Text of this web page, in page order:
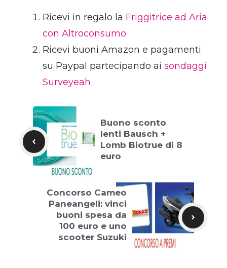
Ricevi in regalo la Friggitrice ad Aria
con Altroconsumo
Ricevi buoni Amazon e pagamenti
su Paypal partecipando ai sondaggi
Surveyeah
Buono sconto
lenti Bausch +
Lomb Biotrue di 8
euro
Concorso Cameo
Paneangeli: vinci
buoni spesa da
100 euro e uno
scooter Suzuki